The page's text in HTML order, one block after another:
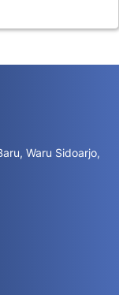
Waru Sidoarjo,